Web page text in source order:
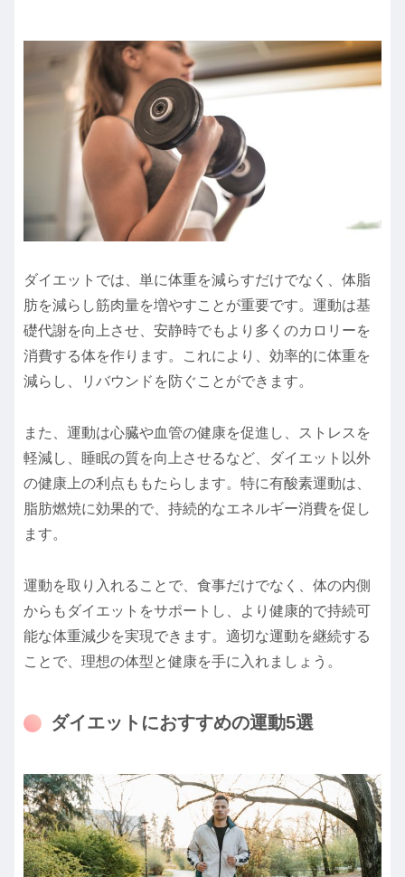
ダイエットでは、単に体重を減らすだけでなく、体脂
肪を減らし筋肉量を増やすことが重要です。運動は基
礎代謝を向上させ、安静時でもより多くのカロリーを
消費する体を作ります。これにより、効率的に体重を
減らし、リバウンドを防ぐことができます。
また、運動は心臓や血管の健康を促進し、ストレスを
軽減し、睡眠の質を向上させるなど、ダイエット以外
の健康上の利点ももたらします。特に有酸素運動は、
脂肪燃焼に効果的で、持続的なエネルギー消費を促し
ます。
運動を取り入れることで、食事だけでなく、体の内側
からもダイエットをサポートし、より健康的で持続可
能な体重減少を実現できます。適切な運動を継続する
ことで、理想の体型と健康を手に入れましょう。
ダイエットにおすすめの運動5選